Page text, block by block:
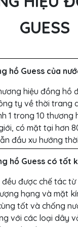
GUESS
hồ Guess của
hiệu đồng hồ
ty về thời trang
1 trong 10 thương
có mặt tại hơn
đầu xu hướng
hồ Guess có tốt
được chế tác
hạng và mặt
tốt và chống
với các loại dây